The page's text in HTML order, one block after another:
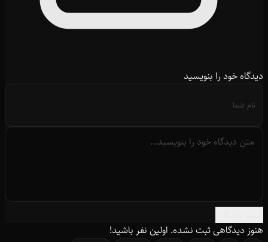
دیدگاه خود را بنویسید
هنوز دیدگاهی ثبت نشده. اولین نفر باشید!